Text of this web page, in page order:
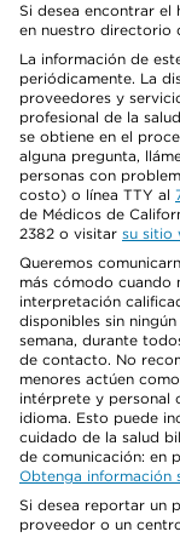
Si desea encontrar el
en nuestro directorio
La información de
periódicamente. La
proveedores y
profesional de la
se obtiene en el
alguna pregunta,
personas con
costo) o línea TTY al
de Médicos de
2382 o visitar su sitio
Queremos
más cómodo cuando
interpretación
disponibles sin
semana, durante
de contacto. No
menores actúen
intérprete y personal
idioma. Esto puede
cuidado de la salud
de comunicación: en
Obtenga información
Si desea reportar un
proveedor o un